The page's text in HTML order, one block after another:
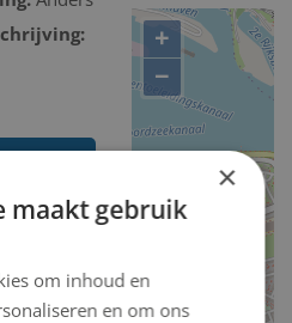
+
−
×
maakt gebruik
om inhoud en
en om ons